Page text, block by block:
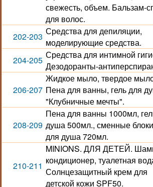
свежесть, объем. Бальзам-
для волос.
202-203 Средства для депиляции,
моделирующие средства.
204-205 Средства для интимной
Дезодоранты-
206-207
Жидкое мыло, твердое
Пена для ванны, гель для
"Клубничные мечты".
208-209
Пена для ванны 1000мл,
душа 500мл., сменные
для душа 720мл.
210-211
MINIONS. ДЛЯ ДЕТЕЙ.
кондиционер, туалетная
Солнцезащитный крем для
детской кожи SPF50.